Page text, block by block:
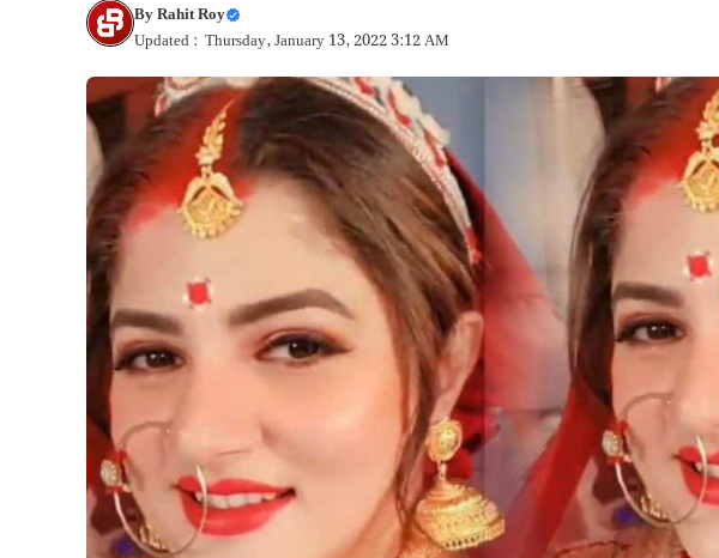
ByRahit Roy
Updated : Thursday, January 13, 2022 3:12 AM